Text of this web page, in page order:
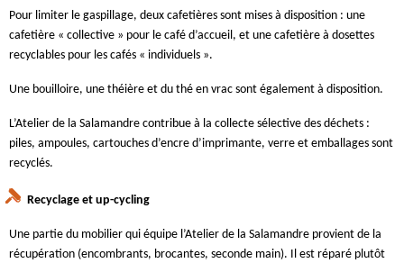
Pour limiter le gaspillage, deux cafetières sont mises à disposition : une
cafetière « collective » pour le café d’accueil, et une cafetière à dosettes
recyclables pour les cafés « individuels ».
Une bouilloire, une théière et du thé en vrac sont également à disposition.
L’Atelier de la Salamandre contribue à la collecte sélective des déchets :
piles, ampoules, cartouches d’encre d’imprimante, verre et emballages sont
recyclés.
Recyclage et up-cycling
Une partie du mobilier qui équipe l’Atelier de la Salamandre provient de la
récupération (encombrants, brocantes, seconde main). Il est réparé plutôt